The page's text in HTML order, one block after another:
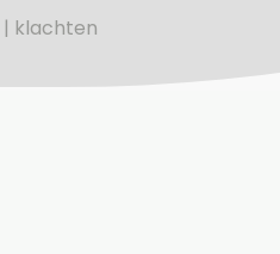
klachten